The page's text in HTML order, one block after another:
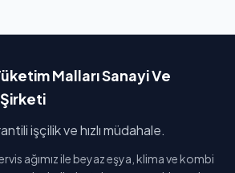
Malları Sanayi Ve
işçilik ve hızlı müdahale.
ağımız ile beyaz eşya, klima ve kombi